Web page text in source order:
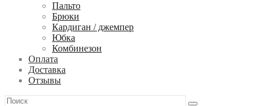
Пальто
Брюки
Кардиган / джемпер
Юбка
Комбинезон
Оплата
Доставка
Отзывы